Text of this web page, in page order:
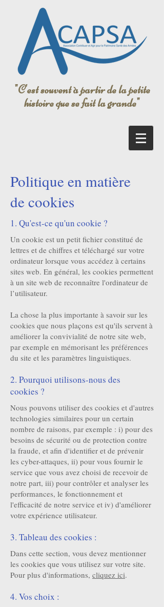
"C'est souvent à partir de la petite
histoire que se fait la grande"
Politique en matière
de cookies
1. Qu'est-ce qu'un cookie ?
Un cookie est un petit fichier constitué de
lettres et de chiffres et téléchargé sur votre
ordinateur lorsque vous accédez à certains
sites web. En général, les cookies permettent
à un site web de reconnaître l'ordinateur de
l’utilisateur.
La chose la plus importante à savoir sur les
cookies que nous plaçons est qu'ils servent à
améliorer la convivialité de notre site web,
par exemple en mémorisant les préférences
du site et les paramètres linguistiques.
2. Pourquoi utilisons-nous des
cookies ?
Nous pouvons utiliser des cookies et d'autres
technologies similaires pour un certain
nombre de raisons, par exemple : i) pour des
besoins de sécurité ou de protection contre
la fraude, et afin d'identifier et de prévenir
les cyber-attaques, ii) pour vous fournir le
service que vous avez choisi de recevoir de
notre part, iii) pour contrôler et analyser les
performances, le fonctionnement et
l'efficacité de notre service et iv) d'améliorer
votre expérience utilisateur.
3. Tableau des cookies :
Dans cette section, vous devez mentionner
les cookies que vous utilisez sur votre site.
Pour plus d'informations, cliquez ici.
4. Vos choix :